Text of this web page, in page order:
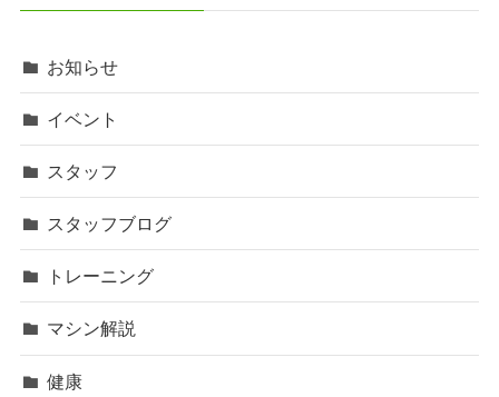
お知らせ
イベント
スタッフ
スタッフブログ
トレーニング
マシン解説
健康